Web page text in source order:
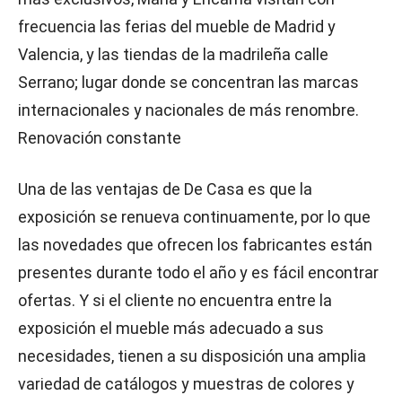
frecuencia las ferias del mueble de Madrid y
Valencia, y las tiendas de la madrileña calle
Serrano; lugar donde se concentran las marcas
internacionales y nacionales de más renombre.
Renovación constante
Una de las ventajas de De Casa es que la
exposición se renueva continuamente, por lo que
las novedades que ofrecen los fabricantes están
presentes durante todo el año y es fácil encontrar
ofertas. Y si el cliente no encuentra entre la
exposición el mueble más adecuado a sus
necesidades, tienen a su disposición una amplia
variedad de catálogos y muestras de colores y